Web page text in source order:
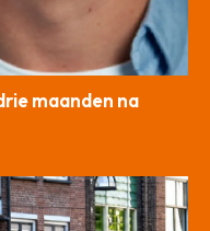
maanden na